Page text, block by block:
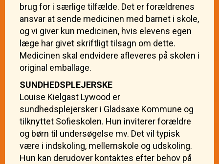
brug for i særlige tilfælde. Det er forældrenes
ansvar at sende medicinen med barnet i skole,
og vi giver kun medicinen, hvis elevens egen
læge har givet skriftligt tilsagn om dette.
Medicinen skal endvidere afleveres på skolen i
original emballage.
SUNDHEDSPLEJERSKE
Louise Kielgast Lywood er
sundhedsplejersker i Gladsaxe Kommune og
tilknyttet Sofieskolen. Hun inviterer forældre
og børn til undersøgelse mv. Det vil typisk
være i indskoling, mellemskole og udskoling.
Hun kan derudover kontaktes efter behov på